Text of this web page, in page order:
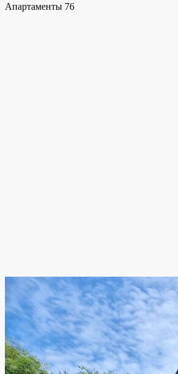
Апартаменты 76